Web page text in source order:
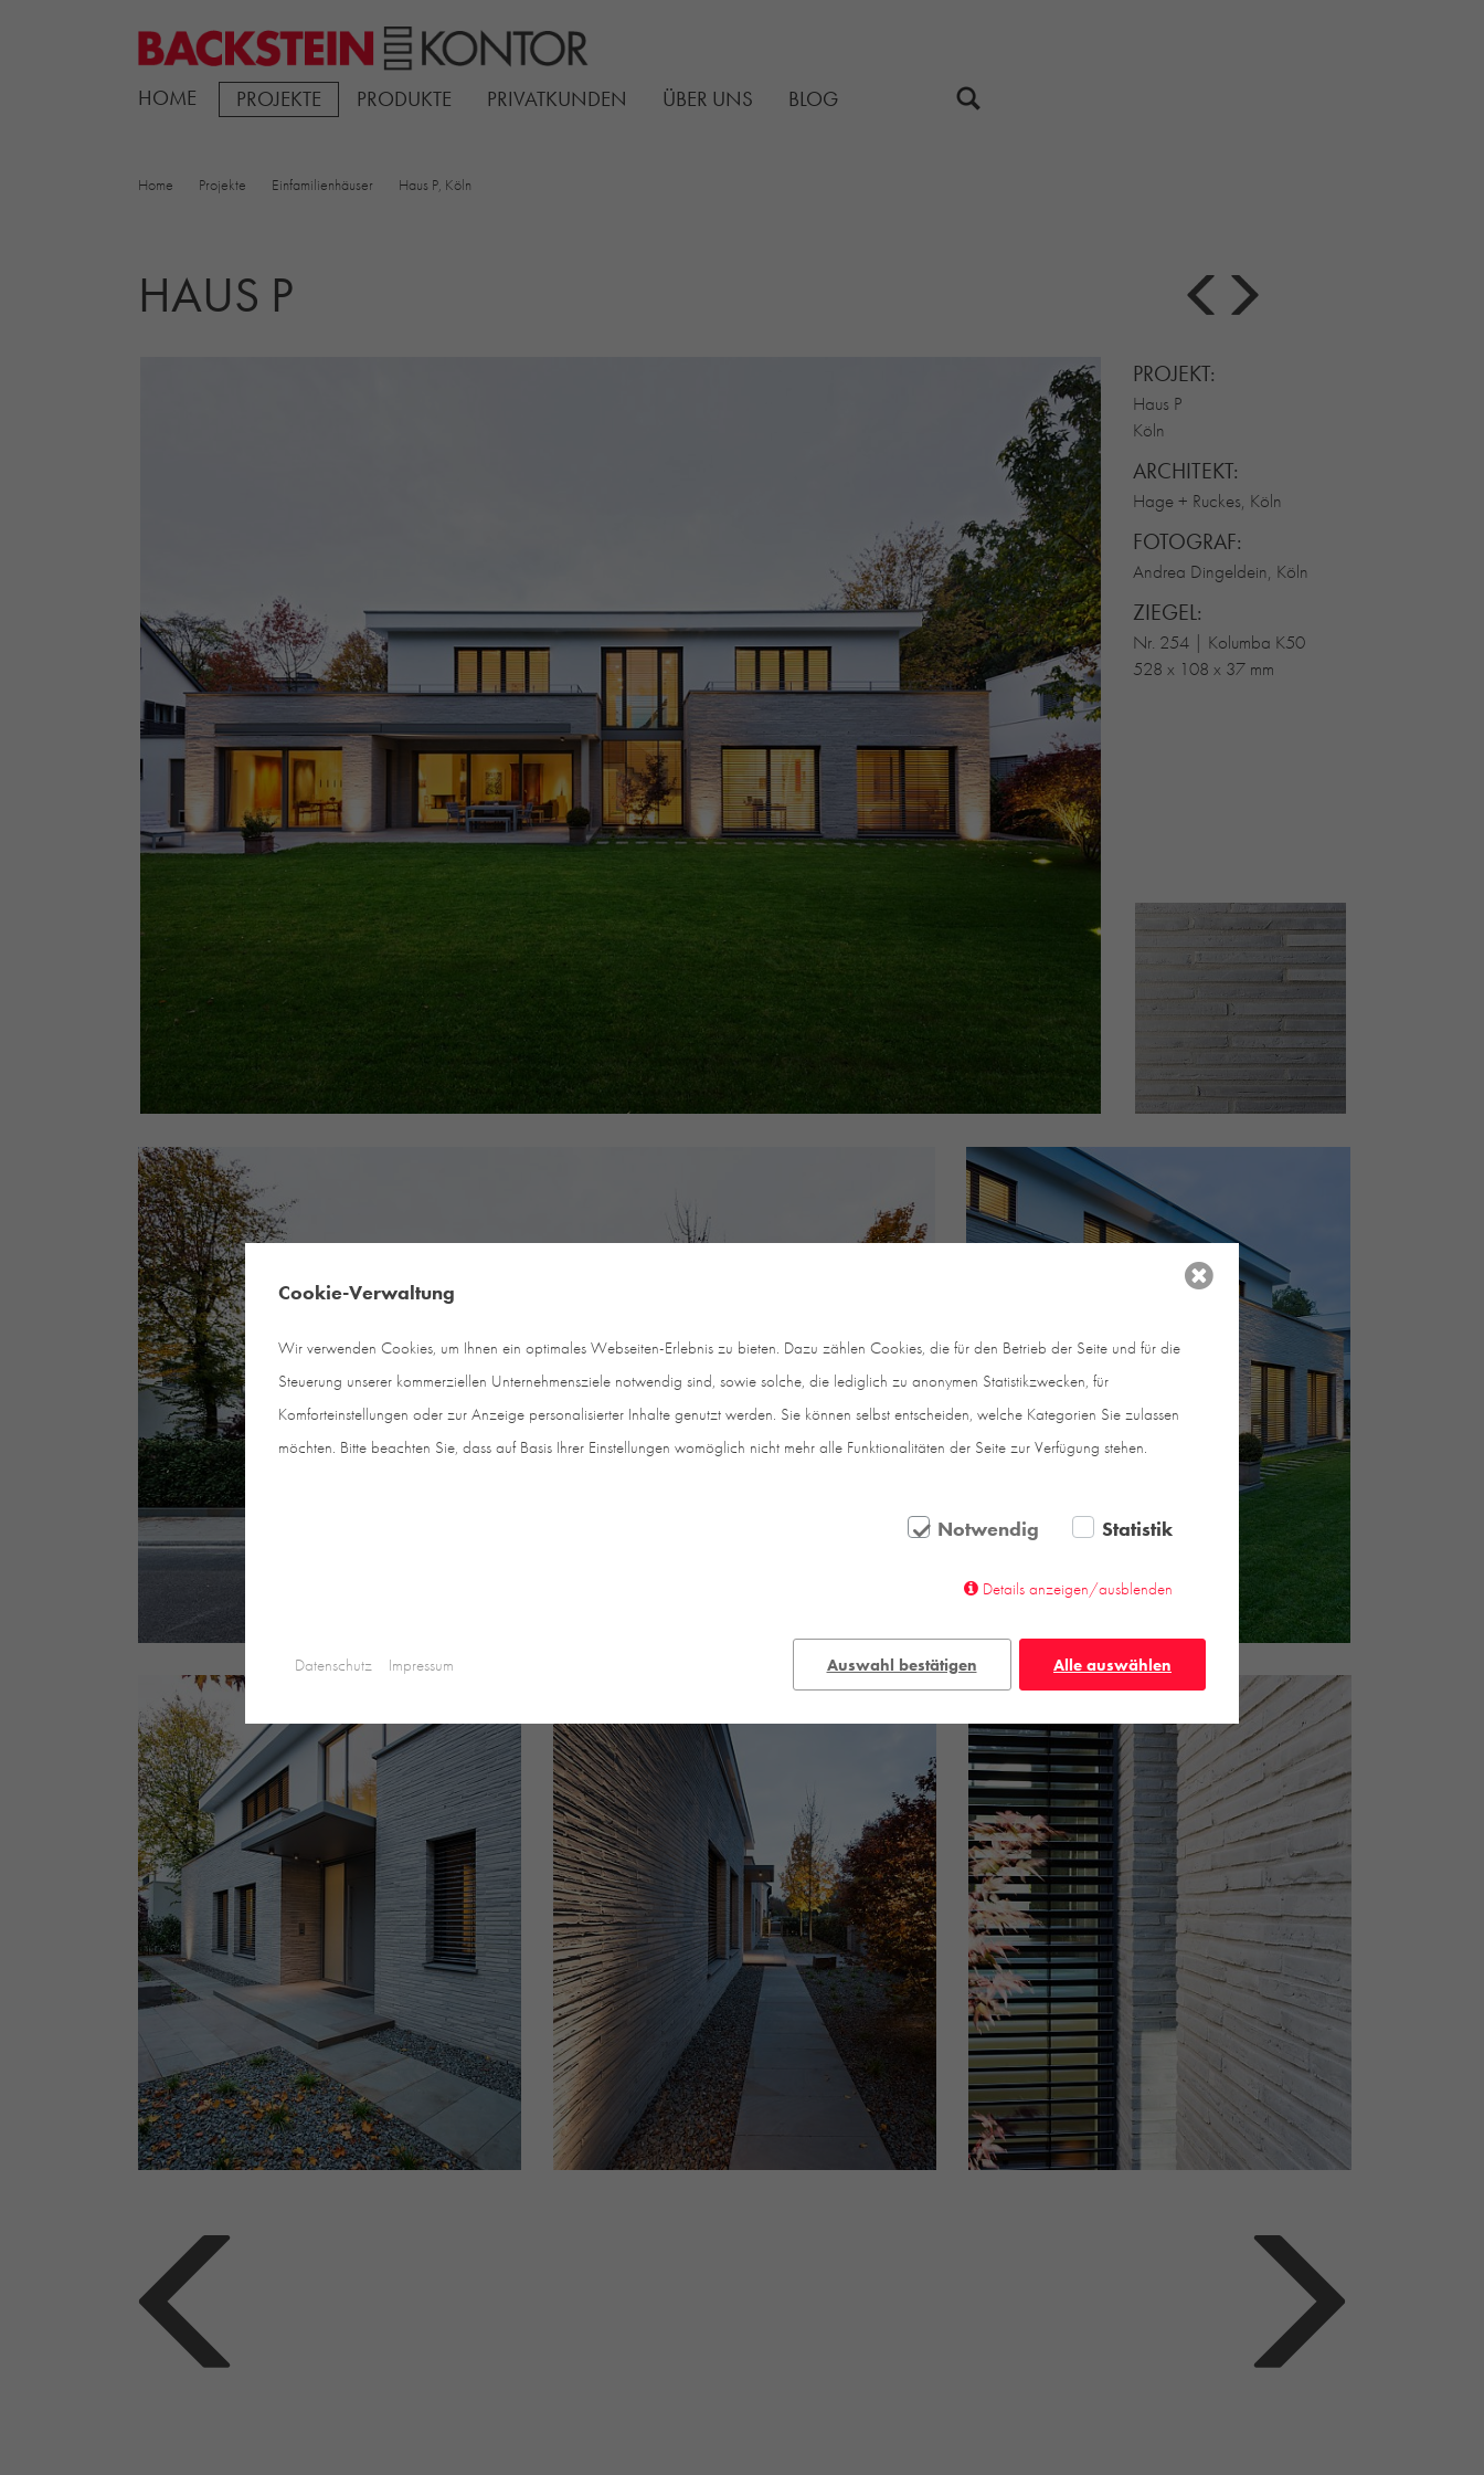
HOME PROJEKTE PRODUKTE PRIVATKUNDEN ÜBER UNS BLOG
Home Projekte Einfamilienhäuser Haus P, Köln
HAUS P
PROJEKT:
Haus P
Köln
ARCHITEKT:
Hage + Ruckes, Köln
FOTOGRAF:
Andrea Dingeldein, Köln
ZIEGEL:
Nr. 254 | Kolumba K50
528 x 108 x 37 mm
Cookie-Verwaltung
Wir verwenden Cookies, um Ihnen ein optimales Webseiten-Erlebnis zu bieten. Dazu zählen Cookies, die für den Betrieb der Seite und für die
Steuerung unserer kommerziellen Unternehmensziele notwendig sind, sowie solche, die lediglich zu anonymen Statistikzwecken, für
Komforteinstellungen oder zur Anzeige personalisierter Inhalte genutzt werden. Sie können selbst entscheiden, welche Kategorien Sie zulassen
möchten. Bitte beachten Sie, dass auf Basis Ihrer Einstellungen womöglich nicht mehr alle Funktionalitäten der Seite zur Verfügung stehen.
Notwendig Statistik
Details anzeigen/ausblenden
Auswahl bestätigen Alle auswählen
Datenschutz Impressum